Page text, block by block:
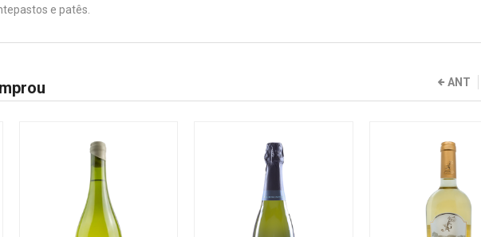
e patês.
ANT